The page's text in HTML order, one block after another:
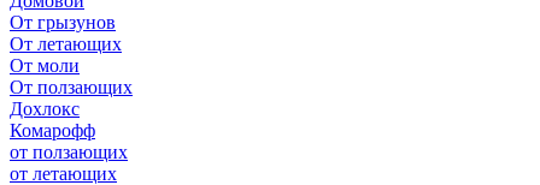
От грызунов
От летающих
От моли
От ползающих
Дохлокс
Комарофф
от ползающих
от летающих